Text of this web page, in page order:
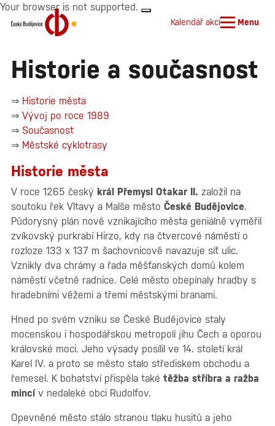
Your browser is not supported.
Kalendář akcí Menu
Historie a současnost
⇒ Historie města
⇒ Vývoj po roce 1989
⇒ Současnost
⇒ Městské cyklotrasy
Historie města
V roce 1265 český král Přemysl Otakar II. založil na
soutoku řek Vltavy a Malše město České Budějovice.
Půdorysný plán nově vznikajícího města geniálně vyměřil
zvíkovský purkrabí Hirzo, kdy na čtvercové náměstí o
rozloze 133 x 137 m šachovnicově navazuje síť ulic.
Vznikly dva chrámy a řada měšťanských domů kolem
náměstí včetně radnice. Celé město obepínaly hradby s
hradebními věžemi a třemi městskými branami.
Hned po svém vzniku se České Budějovice staly
mocenskou i hospodářskou metropolí jihu Čech a oporou
královské moci. Jeho výsady posílil ve 14. století král
Karel IV. a proto se město stalo střediskem obchodu a
řemesel. K bohatství přispěla také těžba stříbra a ražba
mincív nedaleké obci Rudolfov.
Opevněné město stálo stranou tlaku husitů a jeho